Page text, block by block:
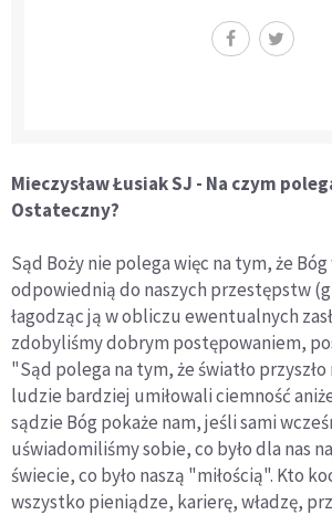
Mieczysław Łusiak SJ - Na czym
Ostateczny?
Sąd Boży nie polega więc na tym, że
odpowiednią do naszych przestępstw
łagodząc ją w obliczu ewentualnych
zdobyliśmy dobrym postępowaniem,
"Sąd polega na tym, że światło
ludzie bardziej umiłowali ciemność
sądzie Bóg pokaże nam, jeśli sami
uświadomiliśmy sobie, co było dla nas
świecie, co było naszą "miłością". Kto
wszystko pieniądze, karierę, władzę,